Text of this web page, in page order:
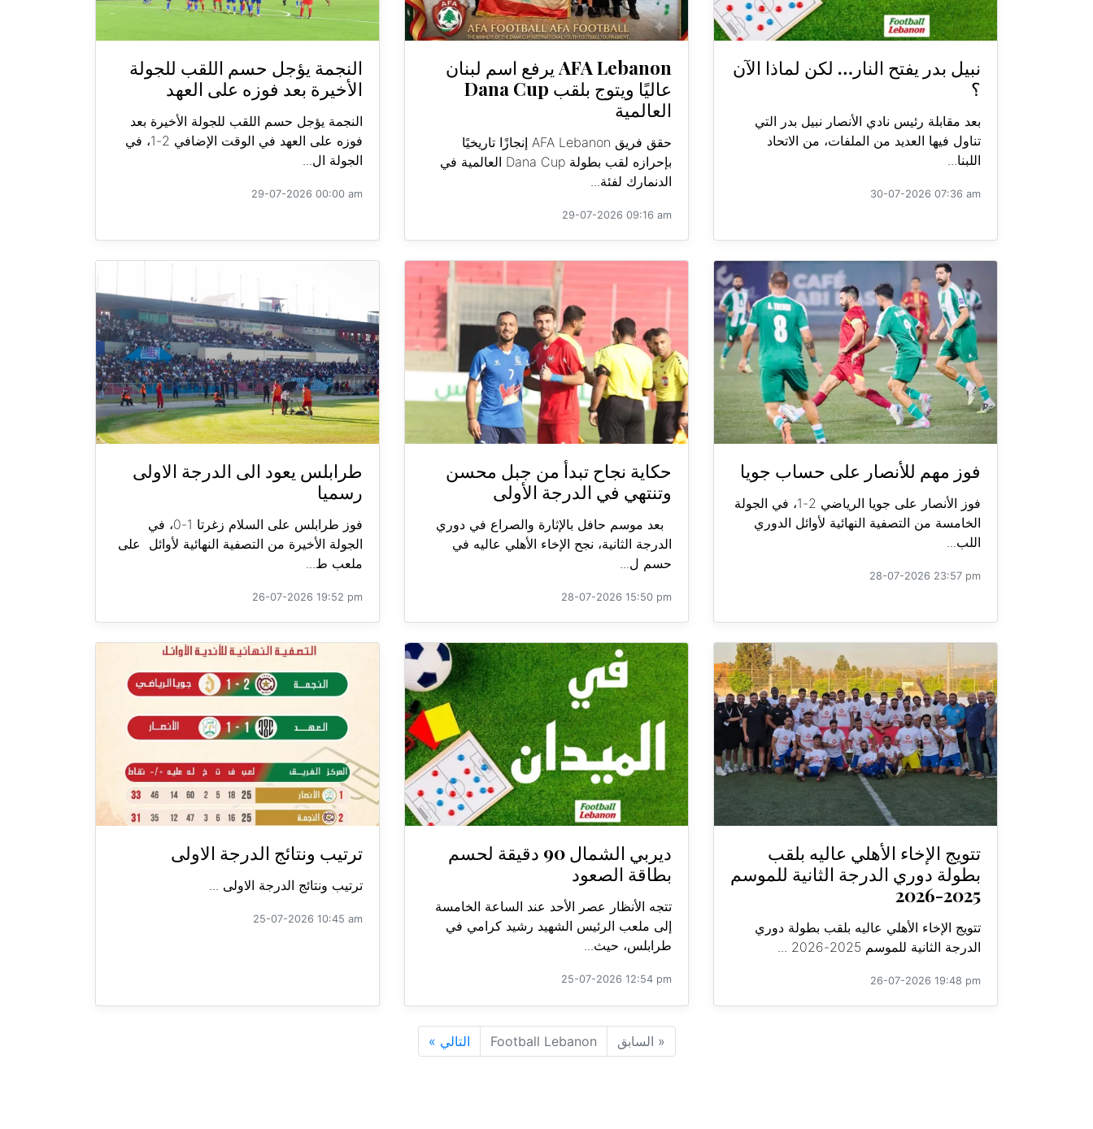
نبيل بدر يفتح النار… لكن لماذا الآن
؟
بعد مقابلة رئيس نادي الأنصار نبيل بدر التي
تناول فيها العديد من الملفات، من الاتحاد
اللبنا...
30-07-2026 07:36 am
AFA Lebanon يرفع اسم لبنان
عاليًا ويتوج بلقب Dana Cup
العالمية
حقق فريق AFA Lebanon إنجازًا تاريخيًا
بإحرازه لقب بطولة Dana Cup العالمية في
الدنمارك لفئة...
29-07-2026 09:16 am
النجمة يؤجل حسم اللقب للجولة
الأخيرة بعد فوزه على العهد
النجمة يؤجل حسم اللقب للجولة الأخيرة بعد
فوزه على العهد في الوقت الإضافي 2-1، في
الجولة ال...
29-07-2026 00:00 am
فوز مهم للأنصار على حساب جويا
فوز الأنصار على جويا الرياضي 2-1، في الجولة
الخامسة من التصفية النهائية لأوائل الدوري
اللب...
28-07-2026 23:57 pm
حكاية نجاح تبدأ من جبل محسن
وتنتهي في الدرجة الأولى
بعد موسم حافل بالإثارة والصراع في دوري
الدرجة الثانية، نجح الإخاء الأهلي عاليه في
حسم ل...
28-07-2026 15:50 pm
طرابلس يعود الى الدرجة الاولى
رسميا
فوز طرابلس على السلام زغرتا 1-0، في
الجولة الأخيرة من التصفية النهائية لأوائل على
ملعب ط...
26-07-2026 19:52 pm
تتويج الإخاء الأهلي عاليه بلقب
بطولة دوري الدرجة الثانية للموسم
2025-2026
تتويج الإخاء الأهلي عاليه بلقب بطولة دوري
الدرجة الثانية للموسم 2025-2026 ...
26-07-2026 19:48 pm
ديربي الشمال 90 دقيقة لحسم
بطاقة الصعود
تتجه الأنظار عصر الأحد عند الساعة الخامسة
إلى ملعب الرئيس الشهيد رشيد كرامي في
طرابلس، حيث...
25-07-2026 12:54 pm
ترتيب ونتائج الدرجة الاولى
ترتيب ونتائج الدرجة الاولى ...
25-07-2026 10:45 am
« السابق Football Lebanon التالي »